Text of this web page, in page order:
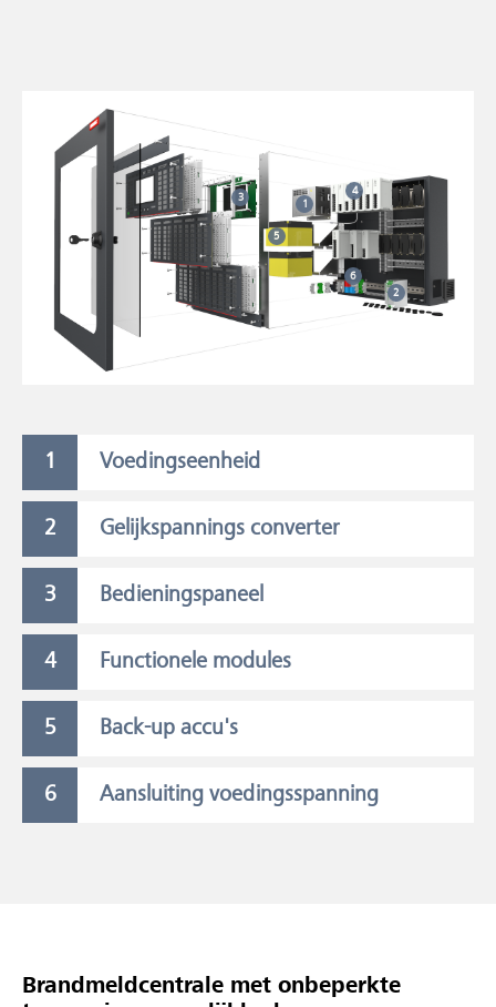
1
2
3
4
5
6
Voedingseenheid
Gelijkspannings converter
Bedieningspaneel
Functionele modules
Back-up accu's
Aansluiting voedingsspanning
Brandmeldcentrale met onbeperkte